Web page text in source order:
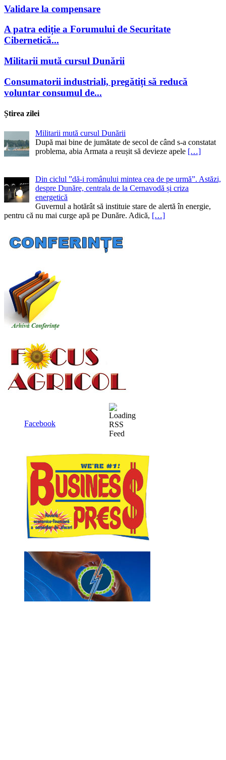
Validare la compensare
A patra ediție a Forumului de Securitate
Cibernetică...
Militarii mută cursul Dunării
Consumatorii industriali, pregătiți să reducă
voluntar consumul de...
Știrea zilei
Militarii mută cursul Dunării
După mai bine de jumătate de secol de când s-a constatat
problema, abia Armata a reușit să devieze apele […]
Din ciclul ”dă-i românului mintea cea de pe urmă”. Astăzi,
despre Dunăre, centrala de la Cernavodă și criza
energetică
Guvernul a hotărât să instituie stare de alertă în energie,
pentru că nu mai curge apă pe Dunăre. Adică, […]
Facebook